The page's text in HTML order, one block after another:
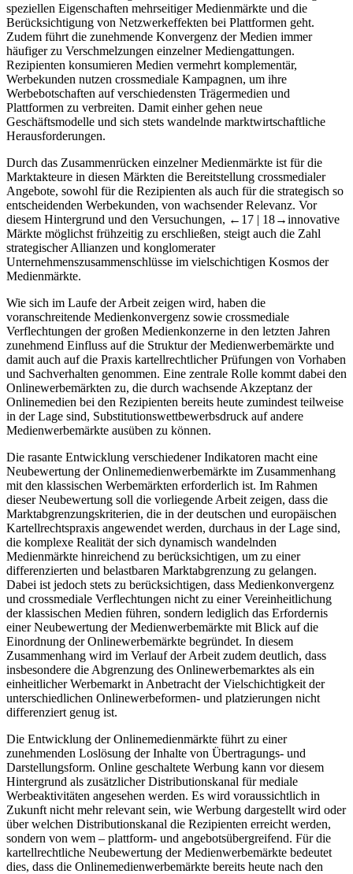
und Gerichte besonders gefordert, wenn es um die Beurteilung der
speziellen Eigenschaften mehrseitiger Medienmärkte und die
Berücksichtigung von Netzwerkeffekten bei Plattformen geht.
Zudem führt die zunehmende Konvergenz der Medien immer
häufiger zu Verschmelzungen einzelner Mediengattungen.
Rezipienten konsumieren Medien vermehrt komplementär,
Werbekunden nutzen crossmediale Kampagnen, um ihre
Werbebotschaften auf verschiedensten Trägermedien und
Plattformen zu verbreiten. Damit einher gehen neue
Geschäftsmodelle und sich stets wandelnde marktwirtschaftliche
Durch das Zusammenrücken einzelner Medienmärkte ist für die
Marktakteure in diesen Märkten die Bereitstellung crossmedialer
Angebote, sowohl für die Rezipienten als auch für die strategisch so
entscheidenden Werbekunden, von wachsender Relevanz. Vor
diesem Hintergrund und den Versuchungen,←17 |18→innovative
Märkte möglichst frühzeitig zu erschließen, steigt auch die Zahl
strategischer Allianzen und konglomerater
Unternehmenszusammenschlüsse im vielschichtigen Kosmos der
Wie sich im Laufe der Arbeit zeigen wird, haben die
voranschreitende Medienkonvergenz sowie crossmediale
Verflechtungen der großen Medienkonzerne in den letzten Jahren
zunehmend Einfluss auf die Struktur der Medienwerbemärkte und
damit auch auf die Praxis kartellrechtlicher Prüfungen von Vorhaben
und Sachverhalten genommen. Eine zentrale Rolle kommt dabei den
Onlinewerbemärkten zu, die durch wachsende Akzeptanz der
Onlinemedien bei den Rezipienten bereits heute zumindest teilweise
in der Lage sind, Substitutionswettbewerbsdruck auf andere
Die rasante Entwicklung verschiedener Indikatoren macht eine
Neubewertung der Onlinemedienwerbemärkte im Zusammenhang
mit den klassischen Werbemärkten erforderlich ist. Im Rahmen
dieser Neubewertung soll die vorliegende Arbeit zeigen, dass die
Marktabgrenzungskriterien, die in der deutschen und europäischen
Kartellrechtspraxis angewendet werden, durchaus in der Lage sind,
die komplexe Realität der sich dynamisch wandelnden
Medienmärkte hinreichend zu berücksichtigen, um zu einer
differenzierten und belastbaren Marktabgrenzung zu gelangen.
Dabei ist jedoch stets zu berücksichtigen, dass Medienkonvergenz
und crossmediale Verflechtungen nicht zu einer Vereinheitlichung
der klassischen Medien führen, sondern lediglich das Erfordernis
einer Neubewertung der Medienwerbemärkte mit Blick auf die
Einordnung der Onlinewerbemärkte begründet. In diesem
Zusammenhang wird im Verlauf der Arbeit zudem deutlich, dass
insbesondere die Abgrenzung des Onlinewerbemarktes als ein
einheitlicher Werbemarkt in Anbetracht der Vielschichtigkeit der
unterschiedlichen Onlinewerbeformen- und platzierungen nicht
Die Entwicklung der Onlinemedienmärkte führt zu einer
zunehmenden Loslösung der Inhalte von Übertragungs- und
Darstellungsform. Online geschaltete Werbung kann vor diesem
Hintergrund als zusätzlicher Distributionskanal für mediale
Werbeaktivitäten angesehen werden. Es wird voraussichtlich in
Zukunft nicht mehr relevant sein, wie Werbung dargestellt wird oder
über welchen Distributionskanal die Rezipienten erreicht werden,
sondern von wem – plattform- und angebotsübergreifend. Für die
kartellrechtliche Neubewertung der Medienwerbemärkte bedeutet